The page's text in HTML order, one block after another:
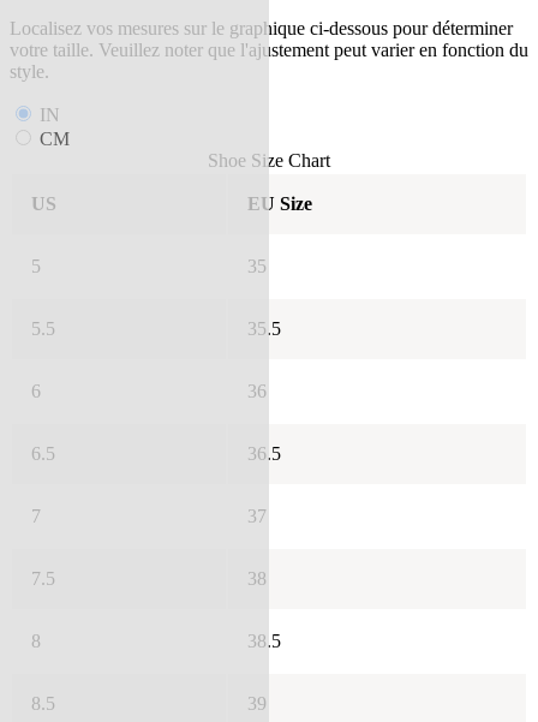
Localisez vos mesures sur le graphique ci-dessous pour déterminer
votre taille. Veuillez noter que l'ajustement peut varier en fonction du
style.
IN
CM
Shoe Size Chart
US EU Size
5 35
5.5 35.5
6 36
6.5 36.5
7 37
7.5 38
8 38.5
8.5 39